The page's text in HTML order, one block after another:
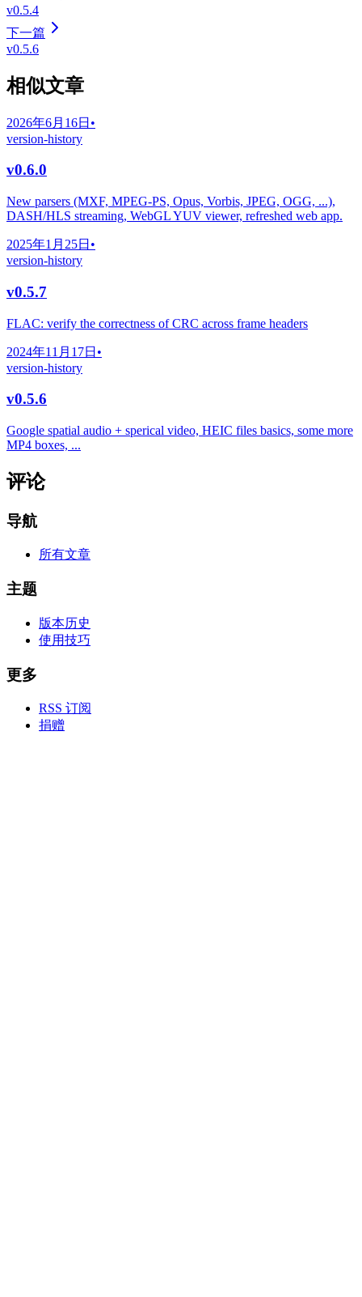
v0.5.4
下一篇
v0.5.6
相似文章
2026年6月16日 •
version-history
v0.6.0
New parsers (MXF, MPEG-PS, Opus, Vorbis, JPEG, OGG, ...),
DASH/HLS streaming, WebGL YUV viewer, refreshed web app.
2025年1月25日 •
version-history
v0.5.7
FLAC: verify the correctness of CRC across frame headers
2024年11月17日 •
version-history
v0.5.6
Google spatial audio + sperical video, HEIC files basics, some more
MP4 boxes, ...
评论
导航
所有文章
主题
版本历史
使用技巧
更多
RSS 订阅
捐赠